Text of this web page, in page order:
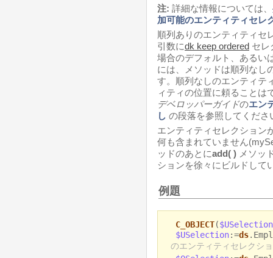
注: 詳細な情報については、
加可能のエンティティセレ
順列ありのエンティティセ
引数にdk keep ordered セレ
場合のデフォルト、あるい
には、メソッドは順列なし
す。順列なしのエンティテ
ィティの位置に頼ることは
デベロッパーガイドのエン
し の段落を参照してくださ
エンティティセレクション
何も含まれていません
ッドのあとにadd( ) メソッ
ションを徐々にビルドして
例題
C_OBJECT($USelection
$USelection:=ds
のエンティティセレクシ